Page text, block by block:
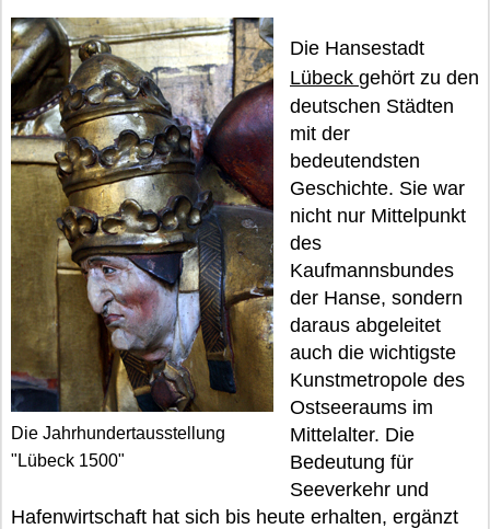
Die Jahrhundertausstellung
"Lübeck 1500"
Die Hansestadt
Lübeck gehört zu den
deutschen Städten
mit der
bedeutendsten
Geschichte. Sie war
nicht nur Mittelpunkt
des
Kaufmannsbundes
der Hanse, sondern
daraus abgeleitet
auch die wichtigste
Kunstmetropole des
Ostseeraums im
Mittelalter. Die
Bedeutung für
Seeverkehr und
Hafenwirtschaft hat sich bis heute erhalten, ergänzt